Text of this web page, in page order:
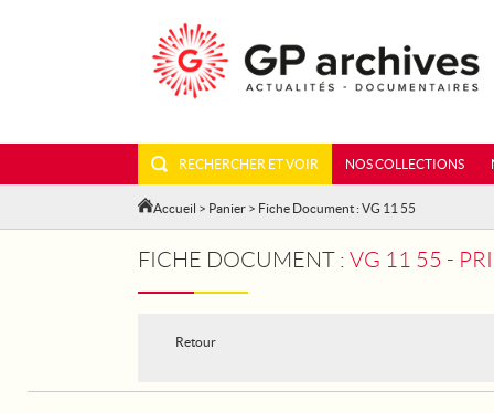
RECHERCHER ET VOIR NOS COLLECTIONS
Accueil > Panier > Fiche Document : VG 11 55
FICHE DOCUMENT : VG 11 55 -
Retour